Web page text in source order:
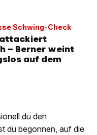
Schwing-Check
– Berner weint
auf dem
du den
du begonnen, auf die